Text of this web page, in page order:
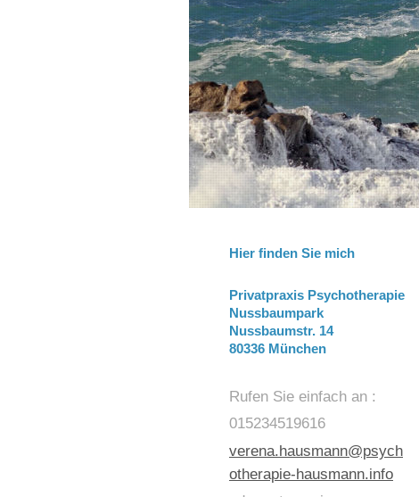
Hier finden Sie mich
Privatpraxis Psychotherapie
Nussbaumpark
Nussbaumstr. 14
80336 München
Rufen Sie einfach an :
015234519616
verena.hausmann@psych
otherapie-hausmann.info